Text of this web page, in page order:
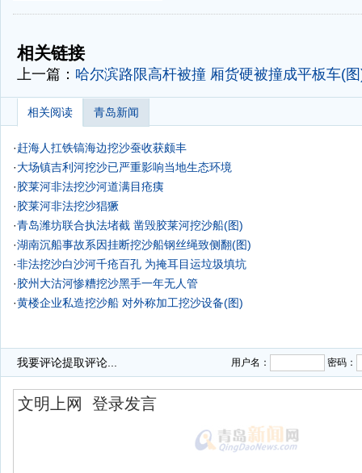
-
相关链接
上一篇： 哈尔滨路限高杆被撞 厢货硬被撞成平板车(
相关阅读 青岛新闻
·赶海人扛铁镐海边挖沙蚕收获颇丰
·大场镇吉利河挖沙已严重影响当地生态环境
·胶莱河非法挖沙河道满目疮痍
·胶莱河非法挖沙猖獗
·青岛潍坊联合执法堵截 凿毁胶莱河挖沙船(图)
·湖南沉船事故系因挂断挖沙船钢丝绳致侧翻(图)
·非法挖沙白沙河千疮百孔 为掩耳目运垃圾填坑
·胶州大沽河惨糟挖沙黑手一年无人管
·黄楼企业私造挖沙船 对外称加工挖沙设备(图)
我要评论提取评论... 用户名： 密码：